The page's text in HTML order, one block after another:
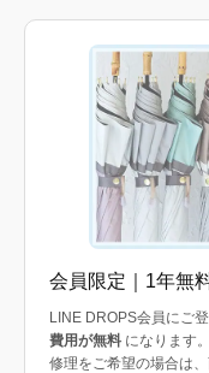
会員限定｜1年無
LINE DROPS会員にご
費用が無料 になります。
修理をご希望の場合は